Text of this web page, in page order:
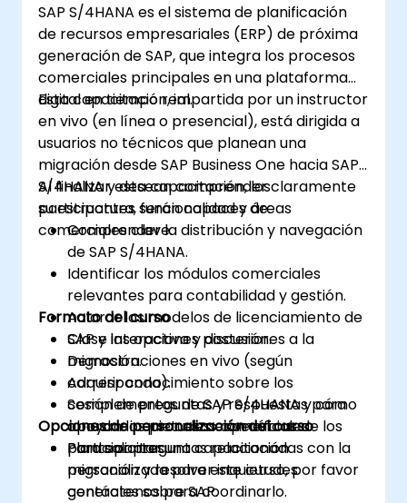
SAP S/4HANA es el sistema de planificación
de recursos empresariales (ERP) de próxima
generación de SAP, que integra los procesos
comerciales principales en una plataforma
digital en tiempo real.
Esta capacitación, impartida por un instructor
en vivo (en línea o presencial), está dirigida a
usuarios no técnicos que planean una
migración desde SAP Business One hacia SAP
S/4HANA y desean comprender claramente
su estructura, funcionalidad y áreas
comerciales clave.
Al finalizar esta capacitación, los
participantes serán capaces de:
Comprender la distribución y navegación
de SAP S/4HANA.
Identificar los módulos comerciales
relevantes para contabilidad y gestión.
Aclarar los modelos de licenciamiento de
SAP y las opciones posteriores a la
migración.
Adquirir conocimiento sobre los
complementos de SAP S/4HANA y cómo
apoyan los procesos comerciales.
Plantear preguntas relacionadas con la
migración y resolver inquietudes
generales sobre SAP.
Formato del curso
Clase interactiva y discusión.
Demostraciones en vivo (según
corresponda).
Sesión de preguntas y respuestas para
abordar inquietudes específicas de los
participantes.
Opciones de personalización del curso
Para solicitar una capacitación
personalizada para este curso, por favor
contáctenos para coordinarlo.